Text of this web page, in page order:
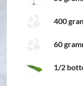
400
60
1/2